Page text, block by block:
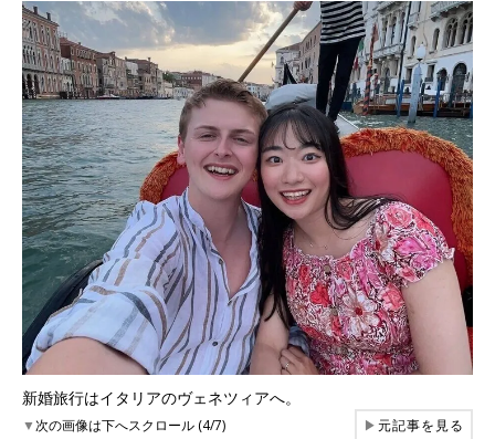
新婚旅行はイタリアのヴェネツィアへ。
▼次の画像は下へスクロール (4/7) ▶元記事を見る